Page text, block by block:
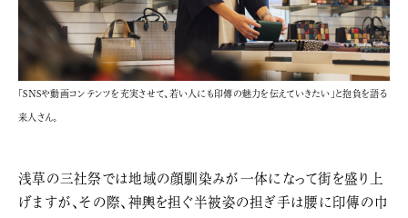
「SNSや動画コンテンツを充実させて、若い人にも印傳の魅力を伝えていきたい」と抱負を語る
来人さん。
浅草の三社祭では地域の顔馴染みが一体になって街を盛り上
げますが、その際、神輿を担ぐ半被姿の担ぎ手は腰に印傳の巾